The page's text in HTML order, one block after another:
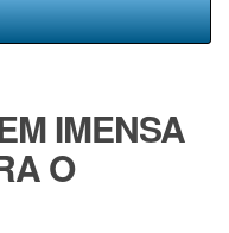
IMENSA
O